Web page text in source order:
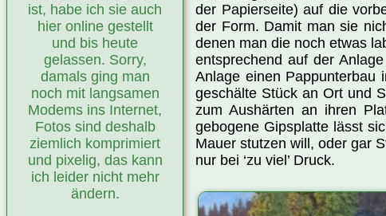
ist, habe ich sie auch
hier online gestellt
und bis heute
gelassen. Sorry,
damals ging man
noch mit langsamen
Modems ins Internet,
Fotos sind deshalb
ziemlich komprimiert
und pixelig, das kann
ich leider nicht mehr
ändern.
der Papierseite) auf die
der Form. Damit man sie
denen man die noch etwas
entsprechend auf der
Anlage einen Pappunterbau
geschälte Stück an Ort und
zum Aushärten an ihren
gebogene Gipsplatte lässt
Mauer stutzen will, oder gar
nur bei ‘zu viel’ Druck.